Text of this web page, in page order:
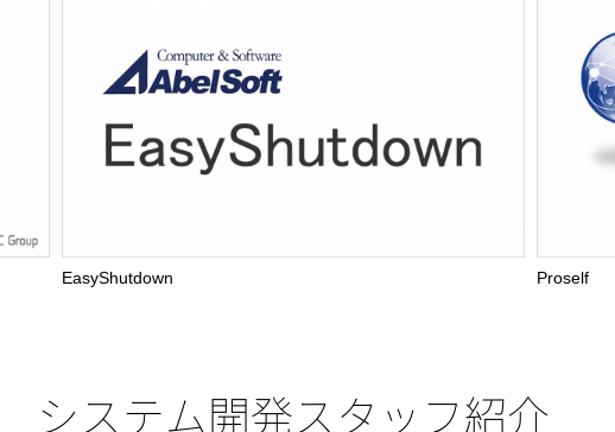
EasyShutdown Proself
システム開発スタッフ紹介